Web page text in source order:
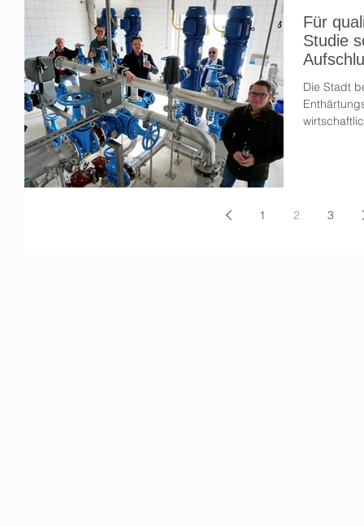
Für
Studie
Die Stadt
1 2 3